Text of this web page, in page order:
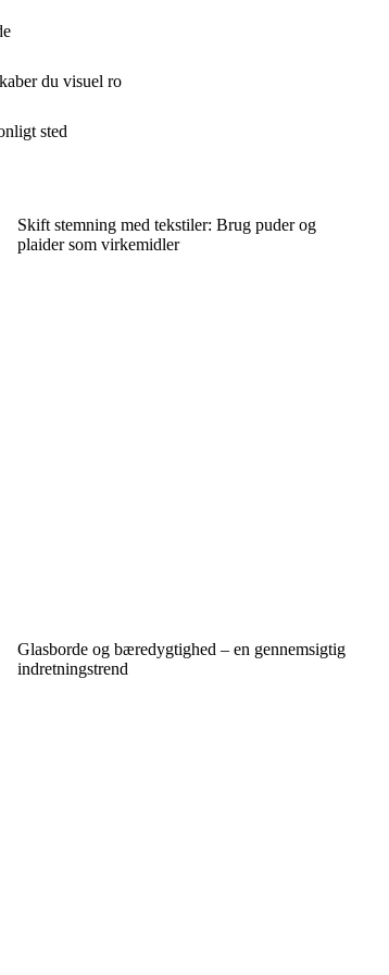
du visuel ro
sted
Skift stemning med tekstiler: Brug puder og
plaider som virkemidler
Glasborde og bæredygtighed – en gennemsigtig
indretningstrend